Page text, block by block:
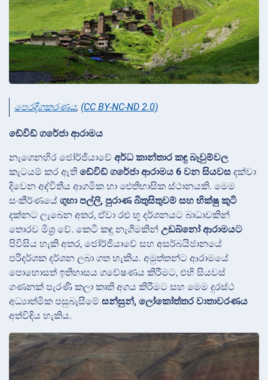
පෙරදිගකරණය, (CC BY-NC-ND 2.0)
ඩේවිඩ් ගරේජා ආරාමය
නැගෙනහිර ජෝර්ජියාවේ අර්ධ කාන්තාර කඳු බෑවුම්වල
කැටයම් කර ඇති ඩේවිඩ් ගරේජා ආරාමය 6 වන සියවස දක්වා
දිවෙන අද්විතීය ආගමික හා ඓතිහාසික ස්ථානයකි. මෙම
සංකීර්ණයේ ගුහා පල්ලි, පුරාණ බිතුසිතුවම් සහ භික්ෂු කුටි
දක්නට ලැබෙන අතර, ඒවා රළු භූ දර්ශනයට බාධාවකින්
තොරව මිශ්‍ර වේ. කෙටි කඳු නැගීමකින් උඩබ්නෝ ආරාමයට
පිවිසිය හැකි අතර, ජෝර්ජියාවේ සහ අසර්බයිජානයේ
පරිදර්ශක දර්ශන ලබා ගත හැකිය. අමුත්තන්ට ආරාමයේ
පොහොසත් ඉතිහාසය ගවේෂණය කිරීමට, එහි සියවස්
ගණනක් පැරණි කලා කෘති අගය කිරීමට සහ මෙම දුරස්ථ
අධ්‍යාත්මික පසුබැසීමේ සන්සුන්, ලෝකෝත්තර වාතාවරණය
අත්විඳිය හැකිය.